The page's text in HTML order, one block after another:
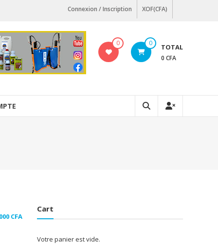
Connexion / Inscription XOF(CFA)
0 0 TOTAL
0 CFA
CFAPlage
prix :
Cart
Votre panier est vide.